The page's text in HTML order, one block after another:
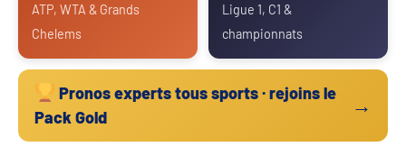
ATP, WTA & Grands
Chelems
Ligue 1, C1 &
championnats
Pronos experts tous sports · rejoins le
Pack Gold
→